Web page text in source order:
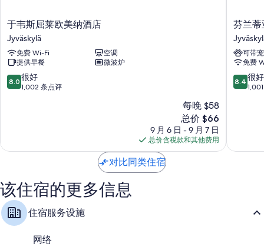
于
韦
斯
屈
莱
欧
美
于韦斯屈莱欧美纳酒店
Jyväskylä
免费 Wi-Fi
空调
提供早餐
微波炉
8.0
分，
1,002
评
8.0 很好
1,002 条点评
每晚 $58
新
价
格
$66
总价 $66
9 月 6 日 - 9 月 7 日
总价含税款和其他费用
芬
兰
蒂
亚
阿
尔
巴
芬兰蒂
可带
免费
8.4
分，
1,001
8.4 很好
对比同类住宿
该住宿的更多信息
住宿服务设施
网络